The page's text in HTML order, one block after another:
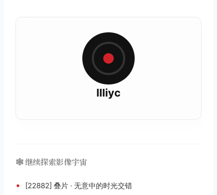
llliyc
🕸️ 继续探索影像宇宙
• [22882] 叠片 · 无意中的时光交错